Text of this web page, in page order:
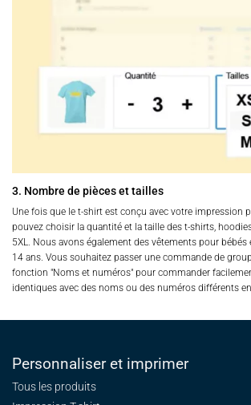
3. Nombre de pièces et tailles
Une fois que le t-shirt est conçu avec votre impression
pouvez choisir la quantité et la taille des t-shirts,
5XL. Nous avons également des vêtements pour
14 ans. Vous souhaitez passer une commande de
fonction "Noms et numéros" pour commander
identiques avec des noms ou des numéros différents
Personnaliser et imprimer
Tous les produits